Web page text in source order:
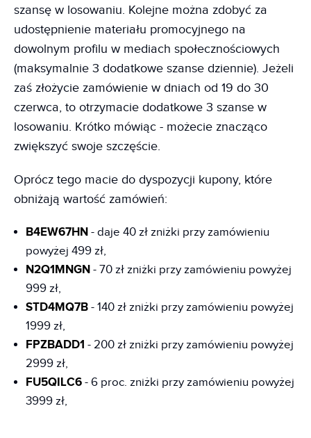
szansę w losowaniu. Kolejne można zdobyć za
udostępnienie materiału promocyjnego na
dowolnym profilu w mediach społecznościowych
(maksymalnie 3 dodatkowe szanse dziennie). Jeżeli
zaś złożycie zamówienie w dniach od 19 do 30
czerwca, to otrzymacie dodatkowe 3 szanse w
losowaniu. Krótko mówiąc - możecie znacząco
zwiększyć swoje szczęście.
Oprócz tego macie do dyspozycji kupony, które
obniżają wartość zamówień:
B4EW67HN - daje 40 zł zniżki przy zamówieniu
powyżej 499 zł,
N2Q1MNGN - 70 zł zniżki przy zamówieniu powyżej
999 zł,
STD4MQ7B - 140 zł zniżki przy zamówieniu powyżej
1999 zł,
FPZBADD1 - 200 zł zniżki przy zamówieniu powyżej
2999 zł,
FU5QILC6 - 6 proc. zniżki przy zamówieniu powyżej
3999 zł,